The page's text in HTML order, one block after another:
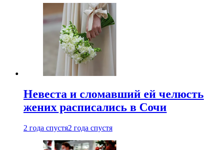
Невеста и сломавший ей челюсть
жених расписались в Сочи
2 года спустя2 года спустя